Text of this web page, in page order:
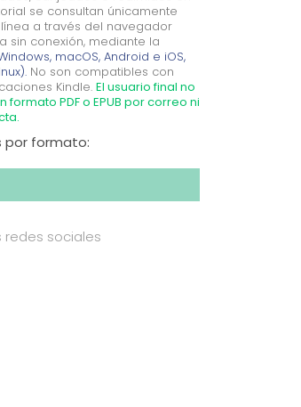
se consultan únicamente
a través del navegador
sin conexión, mediante la
macOS, Android e iOS,
No son compatibles con
Kindle. El usuario final no
PDF o EPUB por correo ni
por formato:
redes sociales